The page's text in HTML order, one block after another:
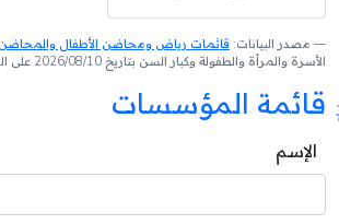
مصدر البيانات: قائمات رياض ومحاضن الأطفال والمحاضن
الأسرة والمرأة والطفولة وكبار السن بتاريخ 2026/08/10 على الساعة 16:31
قائمة المؤسسات
الإسم